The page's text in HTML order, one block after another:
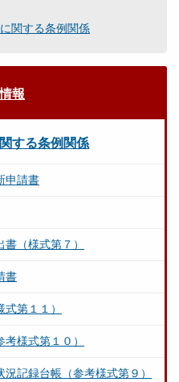
関する条例関係
報
する条例関係
申請書
（様式第７）
書
第１１）
様式第１０）
記録台帳（参考様式第９）